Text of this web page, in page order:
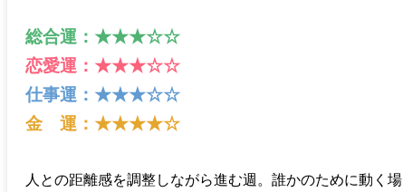
総合運：★★★☆☆
恋愛運：★★★☆☆
仕事運：★★★☆☆
金 運：★★★★☆
人との距離感を調整しながら進む週。誰かのために動く場